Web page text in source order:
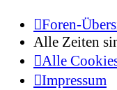
Foren-
Alle Zeiten
Alle
Impressum